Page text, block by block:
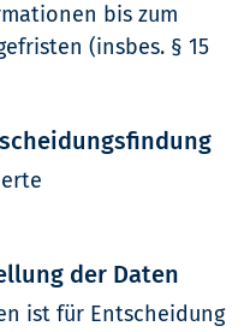
bis zum
(insbes. § 15
der Daten
ist für Entscheidung